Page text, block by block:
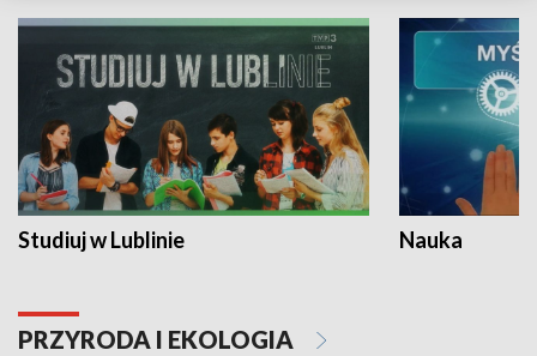
Studiuj w Lublinie Nauka
PRZYRODA I EKOLOGIA